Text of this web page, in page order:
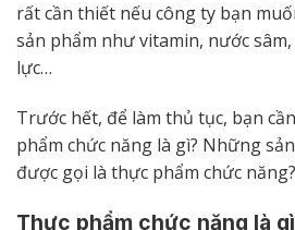
rất cần thiết nếu công ty bạn
sản phẩm như vitamin, nước
lực…
Trước hết, để làm thủ tục, bạn
phẩm chức năng là gì? Những
được gọi là thực phẩm chức năng?
Thực phẩm chức năng là